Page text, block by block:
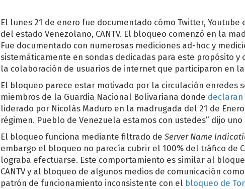
El lunes 21 de enero fue documentado cómo Twitter,
del estado Venezolano, CANTV. El bloqueo comenzó en la
Fue documentado con numerosas mediciones ad-hoc y
sistemáticamente en sondas dedicadas para este propósito y
la colaboración de usuarios de internet que participaron en
El bloqueo parece estar motivado por la circulación enredes
miembros de la Guardia Nacional Bolivariana donde declaran
liderado por Nicolás Maduro en la madrugada del 21 de
régimen. Pueblo de Venezuela estamos con ustedes” dijo
El bloqueo funciona mediante filtrado de Server Name
embargo el bloqueo no parecía cubrir el 100% del tráfico de
lograba efectuarse. Este comportamiento es similar al
CANTV y al bloqueo de algunos medios de comunicación
patrón de funcionamiento inconsistente con el bloqueo de